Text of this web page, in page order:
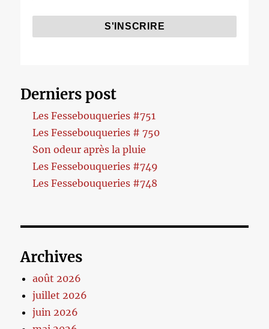
Derniers post
Les Fessebouqueries #751
Les Fessebouqueries # 750
Son odeur après la pluie
Les Fessebouqueries #749
Les Fessebouqueries #748
Archives
août 2026
juillet 2026
juin 2026